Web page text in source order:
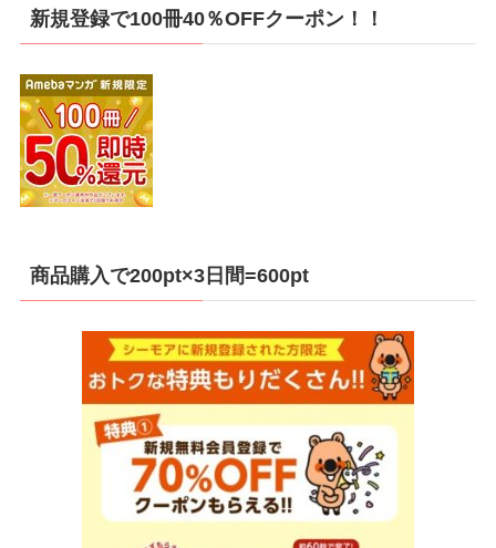
新規登録で100冊40％OFFクーポン！！
商品購入で200pt×3日間=600pt